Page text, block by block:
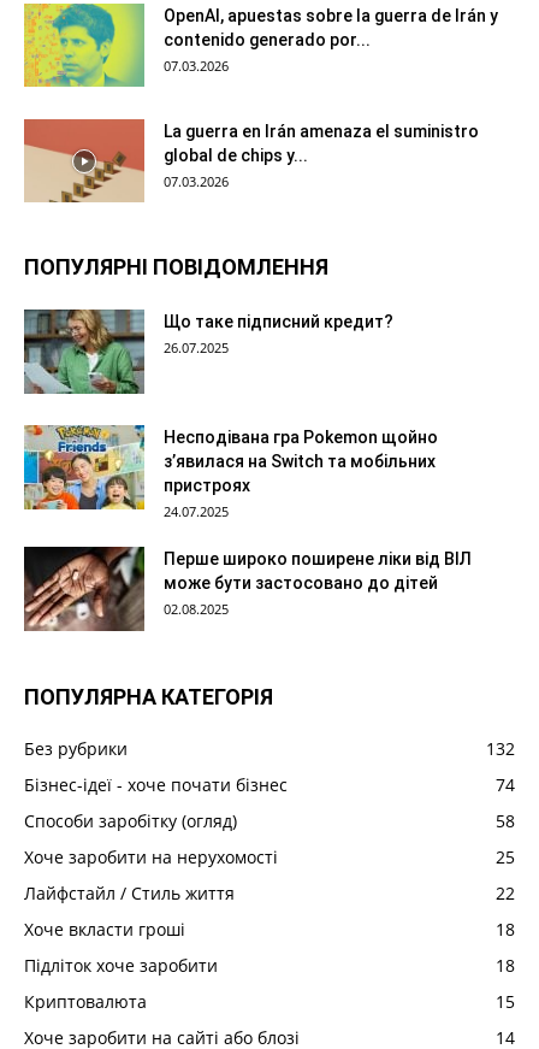
OpenAI, apuestas sobre la guerra de Irán y
contenido generado por...
07.03.2026
La guerra en Irán amenaza el suministro
global de chips y...
07.03.2026
ПОПУЛЯРНІ ПОВІДОМЛЕННЯ
Що таке підписний кредит?
26.07.2025
Несподівана гра Pokemon щойно
з’явилася на Switch та мобільних
пристроях
24.07.2025
Перше широко поширене ліки від ВІЛ
може бути застосовано до дітей
02.08.2025
ПОПУЛЯРНА КАТЕГОРІЯ
Без рубрики
132
Бізнес-ідеї - хоче почати бізнес
74
Способи заробітку (огляд)
58
Хоче заробити на нерухомості
25
Лайфстайл / Стиль життя
22
Хоче вкласти гроші
18
Підліток хоче заробити
18
Криптовалюта
15
Хоче заробити на сайті або блозі
14